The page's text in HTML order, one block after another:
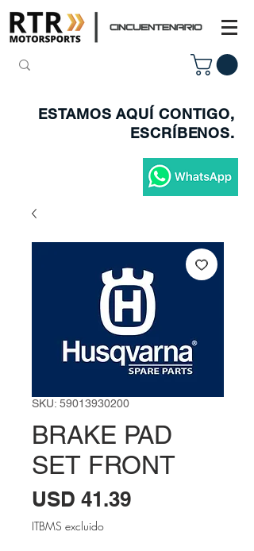
ESTAMOS AQUÍ CONTIGO,
ESCRÍBENOS.
SKU: 59013930200
BRAKE PAD
SET FRONT
USD 41.39Precio
ITBMS excluido